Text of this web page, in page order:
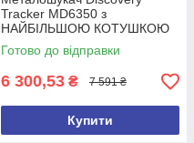
Tracker MD6350 з
НАЙБІЛЬШОЮ КОТУШКОЮ
15 дюймів
Готово до відправки
6 300,53 ₴ 7 591 ₴
Купити